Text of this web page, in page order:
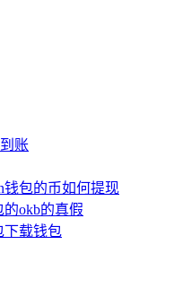
账
钱包的币如何提现
okb的真假
下载钱包